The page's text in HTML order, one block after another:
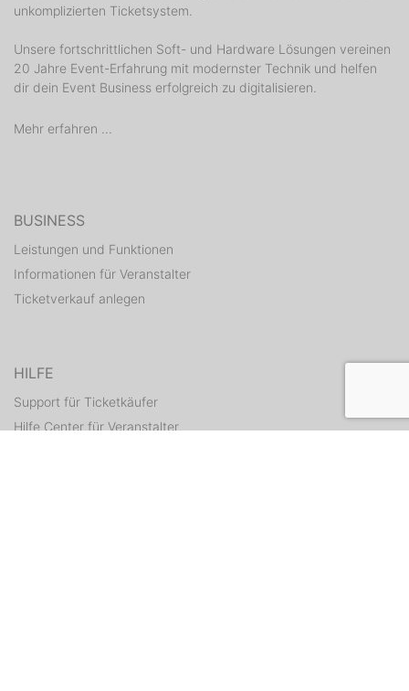
unkomplizierten Ticketsystem.
Unsere fortschrittlichen Soft- und Hardware Lösungen vereinen
20 Jahre Event-Erfahrung mit modernster Technik und helfen
dir dein Event Business erfolgreich zu digitalisieren.
Mehr erfahren ...
BUSINESS
Leistungen und Funktionen
Informationen für Veranstalter
Ticketverkauf anlegen
HILFE
Support für Ticketkäufer
Hilfe Center für Veranstalter